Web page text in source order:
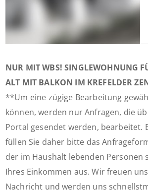
NUR MIT WBS! SINGLEWOHNUNG
ALT MIT BALKON IM KREFELDER
**Um eine zügige Bearbeitung
können, werden nur Anfragen, die
Portal gesendet werden, bearbeitet.
füllen Sie daher bitte das
der im Haushalt lebenden Personen
Ihres Einkommen aus. Wir freuen
Nachricht und werden uns